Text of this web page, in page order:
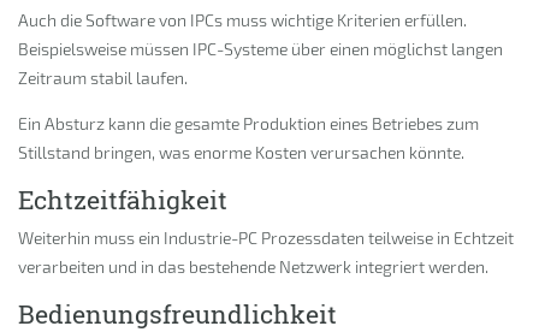
Auch die Software von IPCs muss wichtige Kriterien erfüllen.
Beispielsweise müssen IPC-Systeme über einen möglichst langen
Zeitraum stabil laufen.
Ein Absturz kann die gesamte Produktion eines Betriebes zum
Stillstand bringen, was enorme Kosten verursachen könnte.
Echtzeitfähigkeit
Weiterhin muss ein Industrie-PC Prozessdaten teilweise in Echtzeit
verarbeiten und in das bestehende Netzwerk integriert werden.
Bedienungsfreundlichkeit